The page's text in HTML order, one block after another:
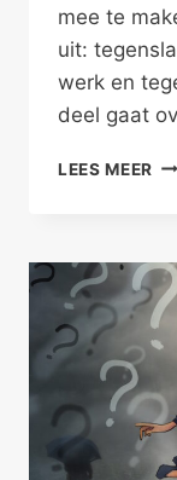
mee te
uit:
werk en
deel gaat
LEES MEER